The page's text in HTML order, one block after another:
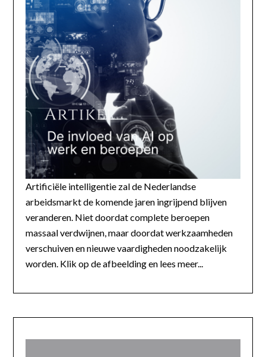
Artificiële intelligentie zal de Nederlandse
arbeidsmarkt de komende jaren ingrijpend blijven
veranderen. Niet doordat complete beroepen
massaal verdwijnen, maar doordat werkzaamheden
verschuiven en nieuwe vaardigheden noodzakelijk
worden. Klik op de afbeelding en lees meer...